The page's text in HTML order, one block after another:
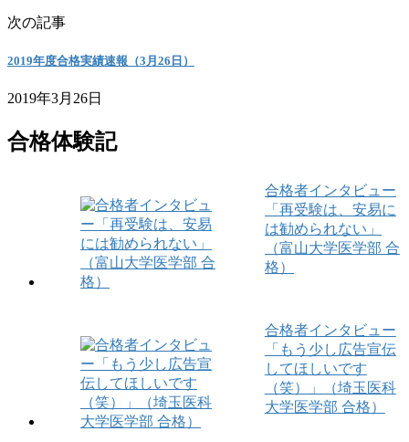
次の記事
2019年度合格実績速報（3月26日）
2019年3月26日
合格体験記
合格者インタビュー
「再受験は、安易に
は勧められない」
（富山大学医学部 合
格）
合格者インタビュー
「もう少し広告宣伝
してほしいです
（笑）」（埼玉医科
大学医学部 合格）